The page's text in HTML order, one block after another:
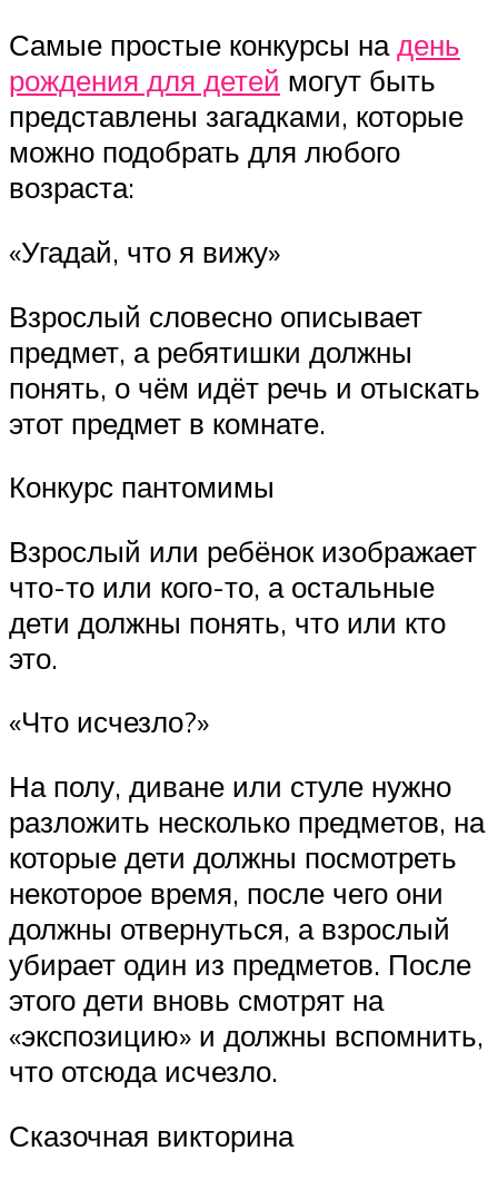
Самые простые конкурсы надень
рождения для детей могут быть
представлены загадками, которые
можно подобрать для любого
возраста:
«Угадай, что я вижу»
Взрослый словесно описывает
предмет, а ребятишки должны
понять, о чём идёт речь и отыскать
этот предмет в комнате.
Конкурс пантомимы
Взрослый или ребёнок изображает
что-то или кого-то, а остальные
дети должны понять, что или кто
это.
«Что исчезло?»
На полу, диване или стуле нужно
разложить несколько предметов, на
которые дети должны посмотреть
некоторое время, после чего они
должны отвернуться, а взрослый
убирает один из предметов. После
этого дети вновь смотрят на
«экспозицию» и должны вспомнить,
что отсюда исчезло.
Сказочная викторина